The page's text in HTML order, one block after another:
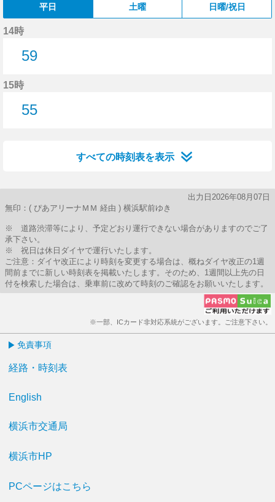
平日 土曜 日曜/祝日
14時
59
15時
55
すべての時刻表を表示
出力日2026年08月07日
無印：( ぴあアリーナＭＭ 経由 ) 横浜駅前ゆき
※ 道路渋滞等により、予定どおり運行できない場合がありますのでご了
承下さい。
※ 祝日は休日ダイヤで運行いたします。
ご注意：ダイヤ改正により時刻を変更する場合は、概ねダイヤ改正の1週
間前までに新しい時刻表を掲載いたします。そのため、1週間以上先の日
付を検索した場合は、乗車前に改めて時刻のご確認をお願いいたします。
※一部、ICカード非対応系統がございます。ご注意下さい。
免責事項
経路・時刻表
English
横浜市交通局
横浜市HP
PCページはこちら